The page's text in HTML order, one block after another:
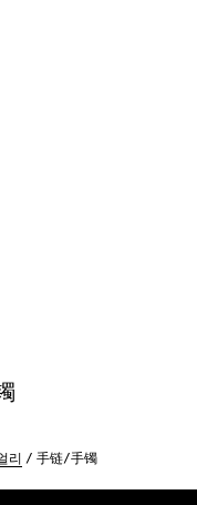
리 手链/手镯